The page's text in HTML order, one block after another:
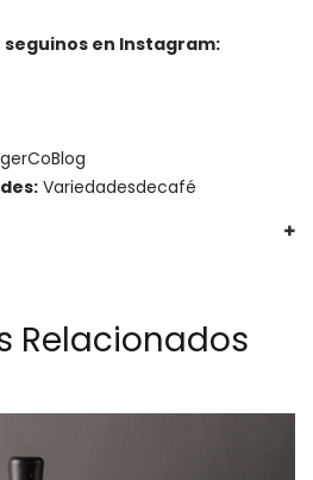
en Instagram:
Variedadesdecafé
Relacionados